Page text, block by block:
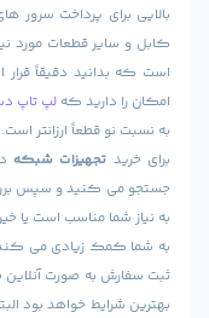
پرداخت سرور های گران
قطعات مورد نیاز برای شبکه
دقیقاً قرار است چه
دارید کهلپ تاپ دسته دوم نیز
قطعاً ارزانتر است.
تجهیزات شبکهدر سایت
کنید و سپس بررسی خواهید
مناسب است یا خیر.
زیادی می کند. سپس می
به صورت آنلاین صورت می گیرد
خواهد بود البته که هر یک